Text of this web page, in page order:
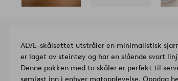
ALVE-skålsettet utstråler en minimalistisk
er laget av steintøy og har en slående svart
Denne pakken med to skåler er perfekt til
sømløst inn i enhver matopplevelse. Oppdag